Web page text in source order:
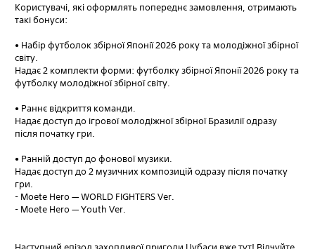
Користувачі, які оформлять попереднє замовлення, отримають
такі бонуси:
• Набір футболок збірної Японії 2026 року та молодіжної збірної
світу.
Надає 2 комплекти форми: футболку збірної Японії 2026 року та
футболку молодіжної збірної світу.
• Раннє відкриття команди.
Надає доступ до ігрової молодіжної збірної Бразилії одразу
після початку гри.
• Ранній доступ до фонової музики.
Надає доступ до 2 музичних композицій одразу після початку
гри.
- Moete Hero — WORLD FIGHTERS Ver.
- Moete Hero — Youth Ver.